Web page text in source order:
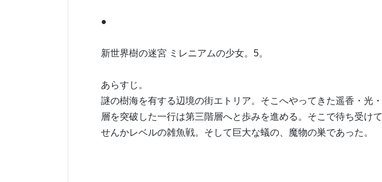
●
新世界樹の迷宮 ミレニアムの少女。5。
あらすじ。
謎の樹海を有する辺境の街エトリア。そこへやってきた遥香・光
層を突破した一行は第三階層へと歩みを進める。そこで待ち受け
せんかレベルの雑魚戦。そして巨大な蟻の、魔物の巣であった。